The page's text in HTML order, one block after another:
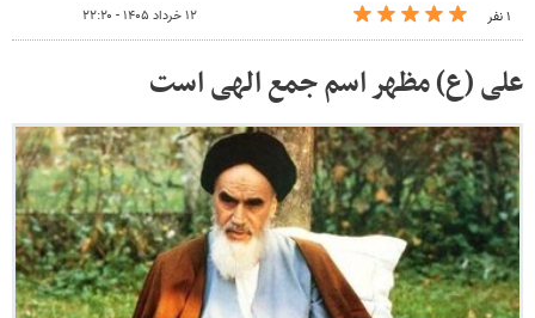
۱ نفر ۱۲ خرداد ۱۴۰۵ - ۲۲:۲۰
علی (ع) مظهر اسم جمع الهی است